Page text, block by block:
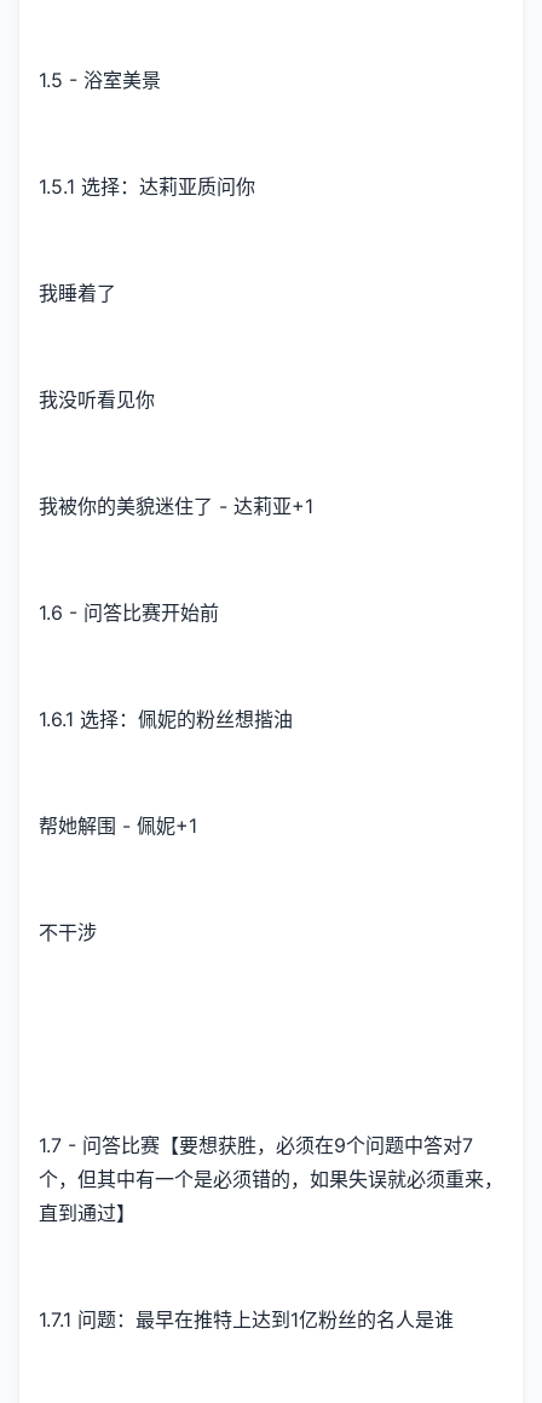
1.5 - 浴室美景
1.5.1 选择：达莉亚质问你
我睡着了
我没听看见你
我被你的美貌迷住了 - 达莉亚+1
1.6 - 问答比赛开始前
1.6.1 选择：佩妮的粉丝想揩油
帮她解围 - 佩妮+1
不干涉
1.7 - 问答比赛【要想获胜，必须在9个问题中答对7
个，但其中有一个是必须错的，如果失误就必须重来，
直到通过】
1.7.1 问题：最早在推特上达到1亿粉丝的名人是谁